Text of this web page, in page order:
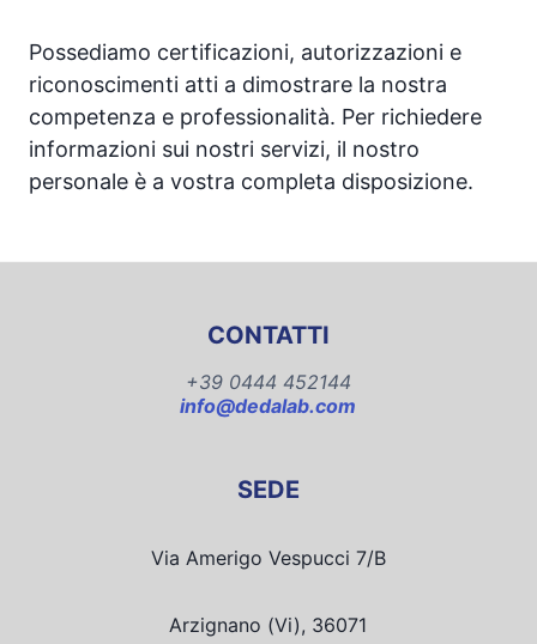
Possediamo certificazioni, autorizzazioni e
riconoscimenti atti a dimostrare la nostra
competenza e professionalità. Per richiedere
informazioni sui nostri servizi, il nostro
personale è a vostra completa disposizione.
CONTATTI
+39 0444 452144
info@dedalab.com
SEDE
Via Amerigo Vespucci 7/B
Arzignano (Vi), 36071